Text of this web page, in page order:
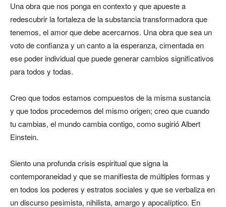
Una obra que nos ponga en contexto y que apueste a
redescubrir la fortaleza de la substancia transformadora que
tenemos, el amor que debe acercarnos. Una obra que sea un
voto de confianza y un canto a la esperanza, cimentada en
ese poder individual que puede generar cambios significativos
para todos y todas.
Creo que todos estamos compuestos de la misma sustancia
y que todos procedemos del mismo origen; creo que cuando
tu cambias, el mundo cambia contigo, como sugirió Albert
Einstein.
Siento una profunda crisis espiritual que signa la
contemporaneidad y que se manifiesta de múltiples formas y
en todos los poderes y estratos sociales y que se verbaliza en
un discurso pesimista, nihilista, amargo y apocalíptico. En